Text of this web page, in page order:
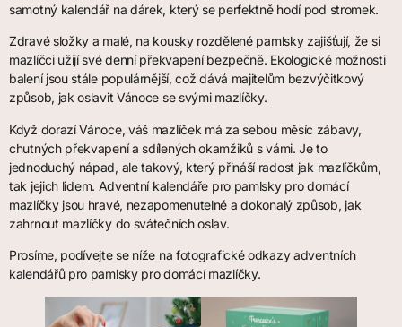
samotný kalendář na dárek, který se perfektně hodí pod stromek.
Zdravé složky a malé, na kousky rozdělené pamlsky zajišťují, že si
mazlíčci užijí své denní překvapení bezpečně. Ekologické možnosti
balení jsou stále populárnější, což dává majitelům bezvýčitkový
způsob, jak oslavit Vánoce se svými mazlíčky.
Když dorazí Vánoce, váš mazlíček má za sebou měsíc zábavy,
chutných překvapení a sdílených okamžiků s vámi. Je to
jednoduchý nápad, ale takový, který přináší radost jak mazlíčkům,
tak jejich lidem. Adventní kalendáře pro pamlsky pro domácí
mazlíčky jsou hravé, nezapomenutelné a dokonalý způsob, jak
zahrnout mazlíčky do svátečních oslav.
Prosíme, podívejte se níže na fotografické odkazy adventních
kalendářů pro pamlsky pro domácí mazlíčky.